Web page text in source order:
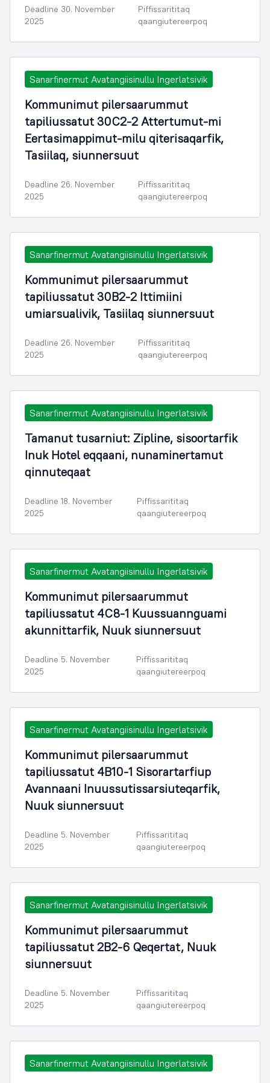
Deadline 30. November
2025
Piffissarititaq
qaangiutereerpoq
Sanarfinermut Avatangiisinullu Ingerlatsivik
Kommunimut pilersaarummut
tapiliussatut 30C2-2 Attertumut-mi
Eertasimappimut-milu qiterisaqarfik,
Tasiilaq, siunnersuut
Deadline 26. November
2025
Piffissarititaq
qaangiutereerpoq
Sanarfinermut Avatangiisinullu Ingerlatsivik
Kommunimut pilersaarummut
tapiliussatut 30B2-2 Ittimiini
umiarsualivik, Tasiilaq siunnersuut
Deadline 26. November
2025
Piffissarititaq
qaangiutereerpoq
Sanarfinermut Avatangiisinullu Ingerlatsivik
Tamanut tusarniut: Zipline, sisoortarfik
Inuk Hotel eqqaani, nunaminertamut
qinnuteqaat
Deadline 18. November
2025
Piffissarititaq
qaangiutereerpoq
Sanarfinermut Avatangiisinullu Ingerlatsivik
Kommunimut pilersaarummut
tapiliussatut 4C8-1 Kuussuannguami
akunnittarfik, Nuuk siunnersuut
Deadline 5. November
2025
Piffissarititaq
qaangiutereerpoq
Sanarfinermut Avatangiisinullu Ingerlatsivik
Kommunimut pilersaarummut
tapiliussatut 4B10-1 Sisorartarfiup
Avannaani Inuussutissarsiuteqarfik,
Nuuk siunnersuut
Deadline 5. November
2025
Piffissarititaq
qaangiutereerpoq
Sanarfinermut Avatangiisinullu Ingerlatsivik
Kommunimut pilersaarummut
tapiliussatut 2B2-6 Qeqertat, Nuuk
siunnersuut
Deadline 5. November
2025
Piffissarititaq
qaangiutereerpoq
Sanarfinermut Avatangiisinullu Ingerlatsivik